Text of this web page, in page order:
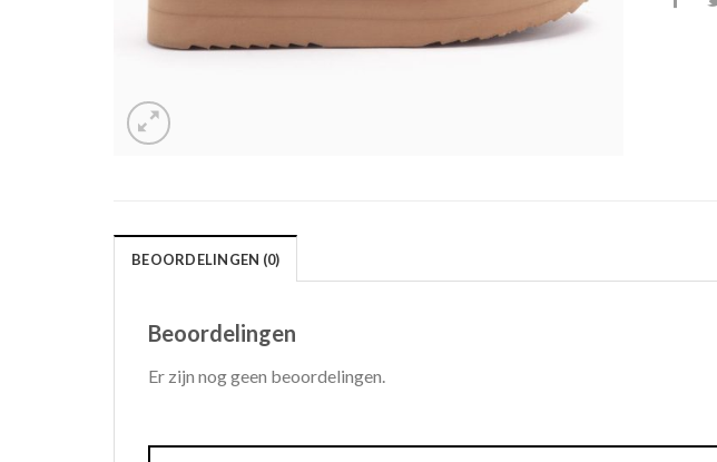
BEOORDELINGEN (0)
Beoordelingen
Er zijn nog geen beoordelingen.